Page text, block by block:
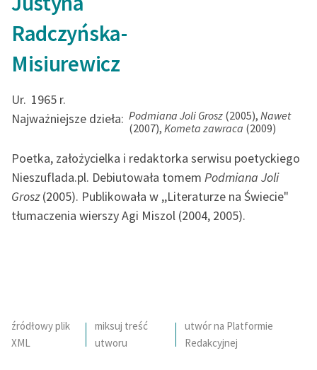
Radczyńska-
Misiurewicz
Ur. 1965 r.
Najważniejsze dzieła: Podmiana Joli Grosz (2005),Nawet
(2007),Kometa zawraca (2009)
Poetka, założycielka i redaktorka serwisu poetyckiego
Nieszuflada.pl. Debiutowała tomem Podmiana Joli
Grosz(2005). Publikowała w ,,Literaturze na Świecie"
tłumaczenia wierszy Agi Miszol (2004, 2005).
źródłowy plik
XML
miksuj treść
utworu
utwór na Platformie
Redakcyjnej